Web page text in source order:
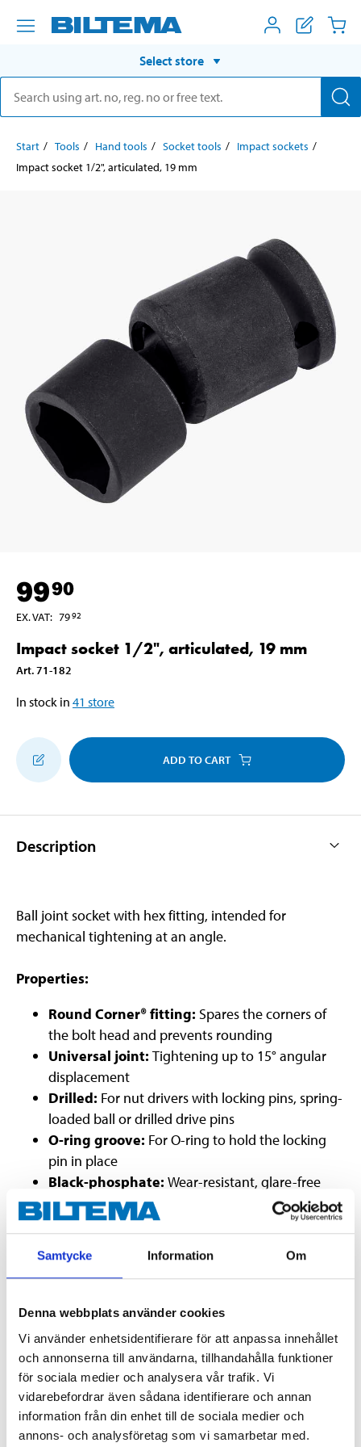
Samtycke Information Om
Denna webbplats använder cookies
Vi använder enhetsidentifierare för att anpassa innehållet
och annonserna till användarna, tillhandahålla funktioner
för sociala medier och analysera vår trafik. Vi
vidarebefordrar även sådana identifierare och annan
information från din enhet till de sociala medier och
annons- och analysföretag som vi samarbetar med.
Select store
Start Tools Hand tools Socket tools
Impact sockets
Impact socket 1/2", articulated, 19 mm
9990
EX. VAT: 7992
Impact socket 1/2", articulated, 19 mm
Art.71-182
In stock in 41 store
ADD TO CART
Description
Ball joint socket with hex fitting, intended for
mechanical tightening at an angle.
Properties:
Round Corner® fitting: Spares the corners of
the bolt head and prevents rounding
Universal joint: Tightening up to 15° angular
displacement
Drilled: For nut drivers with locking pins, spring-
loaded ball or drilled drive pins
O-ring groove: For O-ring to hold the locking
pin in place
Black-phosphate: Wear-resistant, glare-free
surface with high corrosion resistance
NOTE! Suitable for machine tightening!
Type
Hex
Square drive socket
1/2"
Material
CrMo steel